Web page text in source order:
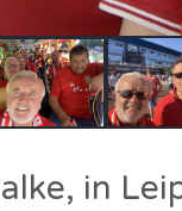
in